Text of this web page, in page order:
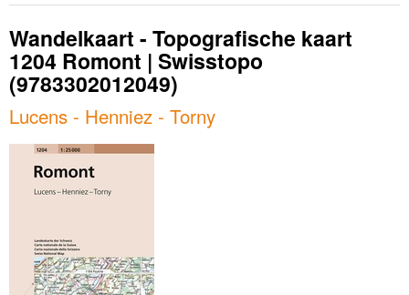
Wandelkaart - Topografische kaart
1204 Romont | Swisstopo
(9783302012049)
Lucens - Henniez - Torny